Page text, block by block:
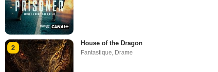
2
House of the Dragon
Fantastique, Drame